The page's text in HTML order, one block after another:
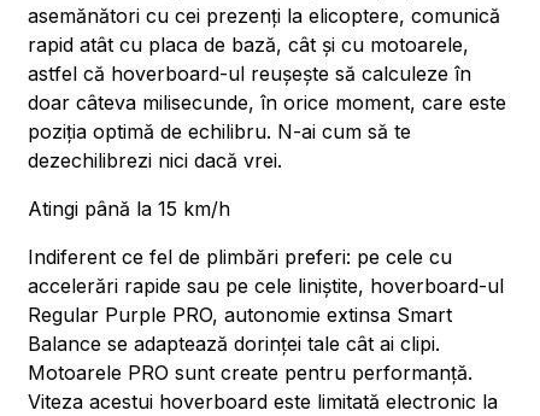
asemănători cu cei prezenți la elicoptere, comunică
rapid atât cu placa de bază, cât și cu motoarele,
astfel că hoverboard-ul reușește să calculeze în
doar câteva milisecunde, în orice moment, care este
poziția optimă de echilibru. N-ai cum să te
dezechilibrezi nici dacă vrei.
Atingi până la 15 km/h
Indiferent ce fel de plimbări preferi: pe cele cu
accelerări rapide sau pe cele liniștite, hoverboard-ul
Regular Purple PRO, autonomie extinsa Smart
Balance se adaptează dorinței tale cât ai clipi.
Motoarele PRO sunt create pentru performanță.
Viteza acestui hoverboard este limitată electronic la